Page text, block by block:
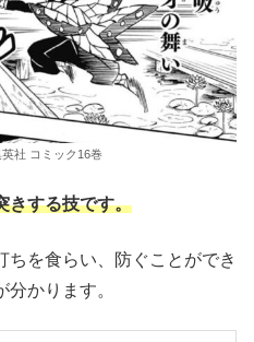
社 コミック16巻
きする技です。
ちを食らい、防ぐことができ
かります。